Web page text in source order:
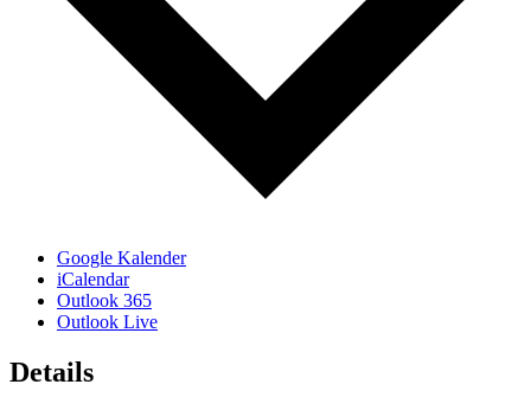
Google Kalender
iCalendar
Outlook 365
Outlook Live
Details